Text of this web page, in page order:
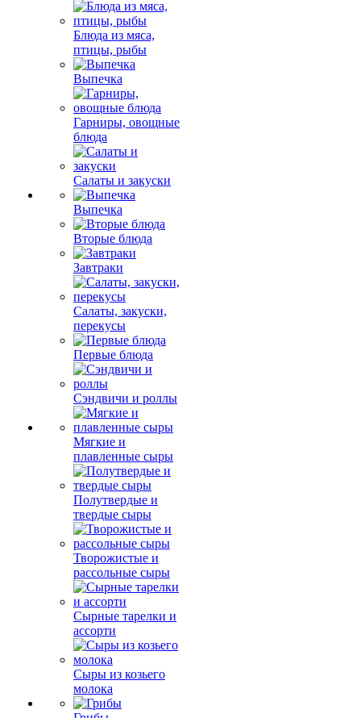
Блюда из мяса,
птицы, рыбы
Выпечка
Гарниры, овощные
блюда
Салаты и закуски
Выпечка
Вторые блюда
Завтраки
Салаты, закуски,
перекусы
Первые блюда
Сэндвичи и роллы
Мягкие и
плавленные сыры
Полутвердые и
твердые сыры
Творожистые и
рассольные сыры
Сырные тарелки и
ассорти
Сыры из козьего
молока